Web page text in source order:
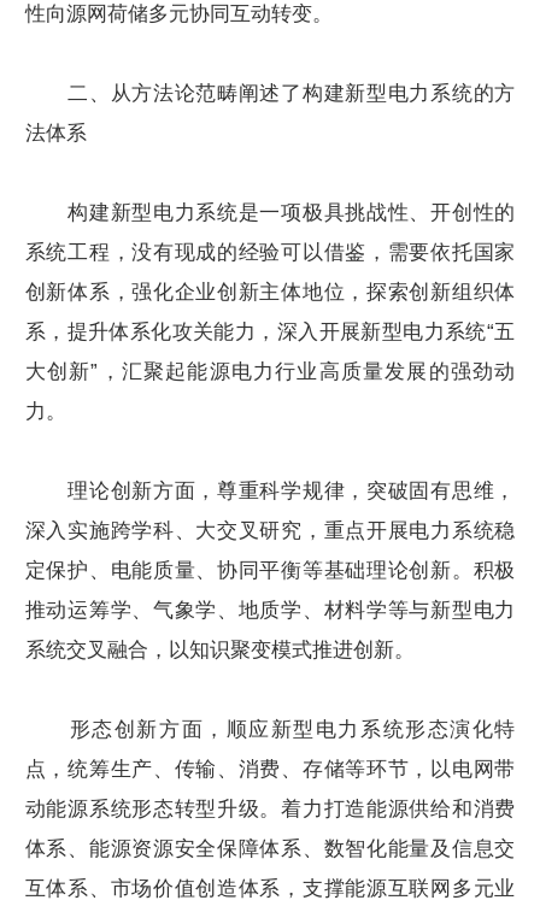
性向源网荷储多元协同互动转变。
二、从方法论范畴阐述了构建新型电力系统的方
法体系
构建新型电力系统是一项极具挑战性、开创性的
系统工程，没有现成的经验可以借鉴，需要依托国家
创新体系，强化企业创新主体地位，探索创新组织体
系，提升体系化攻关能力，深入开展新型电力系统“五
大创新”，汇聚起能源电力行业高质量发展的强劲动
力。
理论创新方面，尊重科学规律，突破固有思维，
深入实施跨学科、大交叉研究，重点开展电力系统稳
定保护、电能质量、协同平衡等基础理论创新。积极
推动运筹学、气象学、地质学、材料学等与新型电力
系统交叉融合，以知识聚变模式推进创新。
形态创新方面，顺应新型电力系统形态演化特
点，统筹生产、传输、消费、存储等环节，以电网带
动能源系统形态转型升级。着力打造能源供给和消费
体系、能源资源安全保障体系、数智化能量及信息交
互体系、市场价值创造体系，支撑能源互联网多元业